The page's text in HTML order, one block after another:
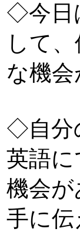
◇今日
して
な機
◇自分
英語
機会
手に